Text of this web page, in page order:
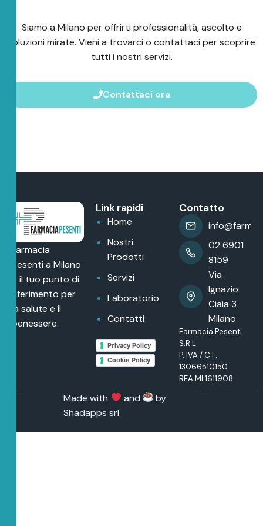
Siamo a Milano per offrirti professionalità, ascolto e
soluzioni mirate. Vieni a trovarci o contattaci per scoprire
tutti i nostri servizi.
Contattaci ora
Farmacia
Pesenti a Milano
è il tuo punto di
riferimento per
la salute e il
benessere.
Link rapidi
Home
Nostri
Prodotti
Servizi
Laboratorio
Contatti
Privacy Policy
Cookie Policy
Contatto
02 6901
8159
Via
Ignazio
Ciaia 3
Milano
Farmacia Pesenti
S.R.L.
P. IVA / C.F.
13066510150
REA MI 1611908
Made with and
by
Shadapps srl